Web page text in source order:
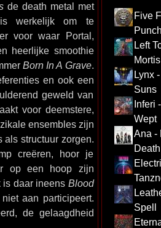
de death metal met
werkelijk om te
voor waar Portal,
heerlijke smoothie
Born In A Grave.
en ook een
geweld van
voor deemstere,
ensembles zijn
als structuur zorgen.
creëren, hoor je
op een hoop zijn
is daar ineens Blood
aan participeert.
de gelaagdheid
Five
Left
Mortis
Lynx
Suns
Inferi
Wept
Ana -
Death
Spell